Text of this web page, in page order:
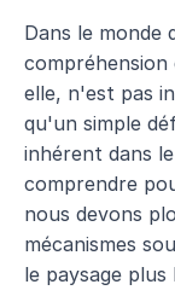
Dans le monde
compréhension
elle, n'est pas
qu'un simple
inhérent dans
comprendre
nous devons
mécanismes
le paysage plus